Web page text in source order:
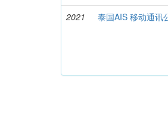
2021 泰国AIS 移动通讯